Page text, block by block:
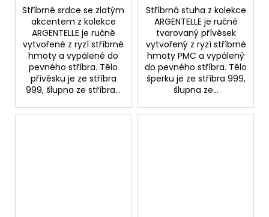
Stříbrné srdce se zlatým
akcentem z kolekce
ARGENTELLE je ručně
vytvořené z ryzí stříbrné
hmoty a vypálené do
pevného stříbra. Tělo
přívěsku je ze stříbra
999, šlupna ze stříbra...
Stříbrná stuha z kolekce
ARGENTELLE je ručně
tvarovaný přívěsek
vytvořený z ryzí stříbrné
hmoty PMC a vypálený
do pevného stříbra. Tělo
šperku je ze stříbra 999,
šlupna ze...